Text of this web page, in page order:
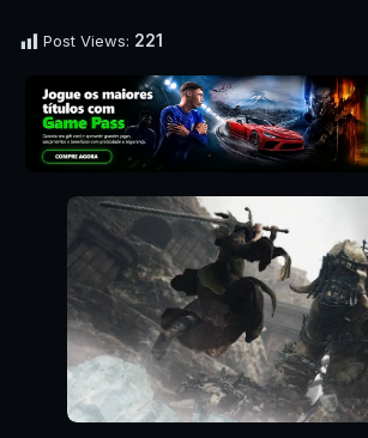
Post Views: 221